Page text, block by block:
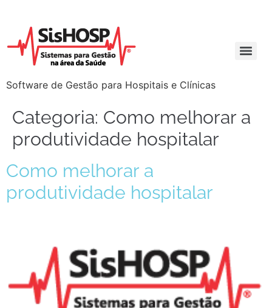
Software de Gestão para Hospitais e Clínicas
Categoria: Como melhorar a
produtividade hospitalar
Como melhorar a
produtividade hospitalar